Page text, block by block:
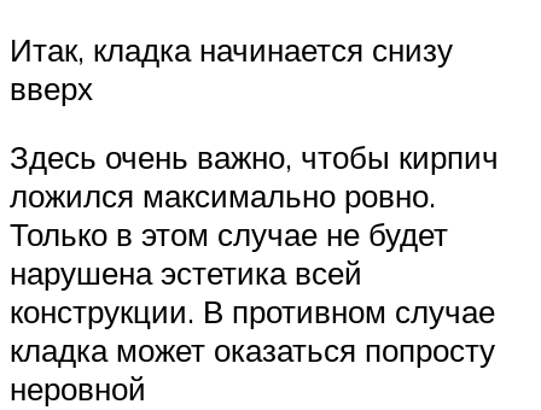
Итак, кладка начинается снизу
вверх
Здесь очень важно, чтобы кирпич
ложился максимально ровно.
Только в этом случае не будет
нарушена эстетика всей
конструкции. В противном случае
кладка может оказаться попросту
неровной